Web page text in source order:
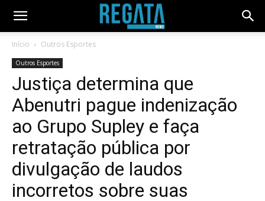
Início Outros Esportes
Outros Esportes
Justiça determina que
Abenutri pague indenização
ao Grupo Supley e faça
retratação pública por
divulgação de laudos
incorretos sobre suas